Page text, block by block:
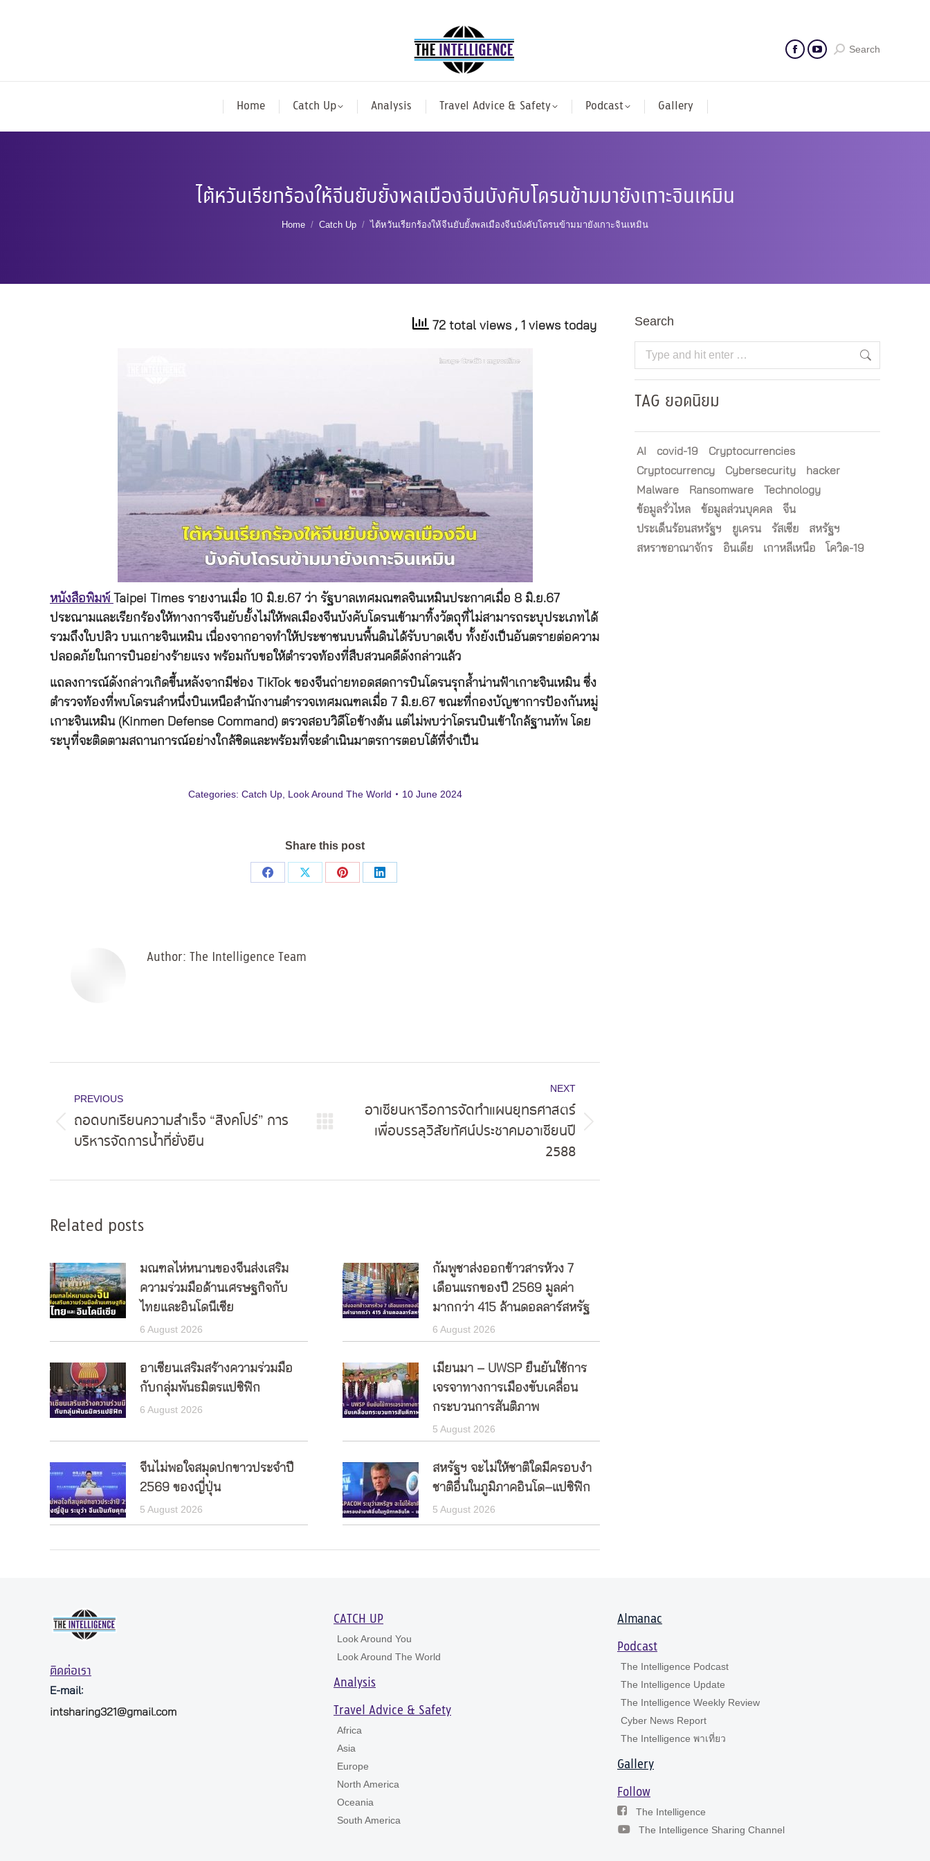
Search
Home Catch Up Analysis Travel Advice & Safety Podcast Gallery
ไต้หวันเรียกร้องให้จีนยับยั้งพลเมืองจีนบังคับโดรนข้ามมายังเกาะจินเหมิน
You are here:
Home Catch Up ไต้หวันเรียกร้องให้จีนยับยั้งพลเมืองจีนบังคับโดรนข้ามมายังเกาะจินเหมิน
72 total views , 1 views today
หนังสือพิมพ์
Taipei Times รายงานเมื่อ 10 มิ.ย.67 ว่า รัฐบาลเทศมณฑลจินเหมินประกาศเมื่อ 8 มิ.ย.67
ประณามและเรียกร้องให้ทางการจีนยับยั้งไม่ให้พลเมืองจีนบังคับโดรนเข้ามาทิ้งวัตถุที่ไม่สามารถระบุประเภทได้
รวมถึงใบปลิว บนเกาะจินเหมิน เนื่องจากอาจทำให้ประชาชนบนพื้นดินได้รับบาดเจ็บ ทั้งยังเป็นอันตรายต่อความ
ปลอดภัยในการบินอย่างร้ายแรง พร้อมกับขอให้ตำรวจท้องที่สืบสวนคดีดังกล่าวแล้ว
แถลงการณ์ดังกล่าวเกิดขึ้นหลังจากมีช่อง TikTok ของจีนถ่ายทอดสดการบินโดรนรุกล้ำน่านฟ้าเกาะจินเหมิน ซึ่ง
ตำรวจท้องที่พบโดรนลำหนึ่งบินเหนือสำนักงานตำรวจเทศมณฑลเมื่อ 7 มิ.ย.67 ขณะที่กองบัญชาการป้องกันหมู่
เกาะจินเหมิน (Kinmen Defense Command) ตรวจสอบวิดีโอข้างต้น แต่ไม่พบว่าโดรนบินเข้าใกล้ฐานทัพ โดย
ระบุที่จะติดตามสถานการณ์อย่างใกล้ชิดและพร้อมที่จะดำเนินมาตรการตอบโต้ที่จำเป็น
Categories: Catch Up, Look Around The World 10 June 2024
Share this post
Share
Share
Share
Share
Author: The Intelligence Team
navigation
PREVIOUS
post:
ถอดบทเรียนความสำเร็จ “สิงคโปร์” การ
บริหารจัดการน้ำที่ยั่งยืน
NEXT
Next
อาเซียนหารือการจัดทำแผนยุทธศาสตร์
เพื่อบรรลุวิสัยทัศน์ประชาคมอาเซียนปี
2588
Related posts
มณฑลไห่หนานของจีนส่งเสริม
ความร่วมมือด้านเศรษฐกิจกับ
ไทยและอินโดนีเซีย
6 August 2026
กัมพูชาส่งออกข้าวสารห้วง 7
เดือนแรกของปี 2569 มูลค่า
มากกว่า 415 ล้านดอลลาร์สหรัฐ
6 August 2026
อาเซียนเสริมสร้างความร่วมมือ
กับกลุ่มพันธมิตรแปซิฟิก
6 August 2026
เมียนมา – UWSP ยืนยันใช้การ
เจรจาทางการเมืองขับเคลื่อน
กระบวนการสันติภาพ
5 August 2026
จีนไม่พอใจสมุดปกขาวประจำปี
2569 ของญี่ปุ่น
5 August 2026
สหรัฐฯ จะไม่ให้ชาติใดมีครอบงำ
ชาติอื่นในภูมิภาคอินโด–แปซิฟิก
5 August 2026
Search
Search:
TAG ยอดนิยม
AI covid-19
Cryptocurrencies
Cryptocurrency
Cybersecurity
hacker
Malware
Ransomware
Technology
ข้อมูลรั่วไหล
ข้อมูลส่วนบุคคล
จีน
ประเด็นร้อนสหรัฐฯ
ยูเครน รัสเซีย
สหรัฐฯ
สหราชอาณาจักร
อินเดีย เกาหลีเหนือ โควิด-19
ติดต่อเรา
E-mail:
intsharing321@gmail.com
CATCH UP
Look Around You
Look Around The World
Analysis
Travel Advice & Safety
Africa
Asia
Europe
North America
Oceania
South America
Almanac
Podcast
The Intelligence Podcast
The Intelligence Update
The Intelligence Weekly Review
Cyber News Report
The Intelligence พาเที่ยว
Gallery
Follow
The Intelligence
The Intelligence Sharing Channel